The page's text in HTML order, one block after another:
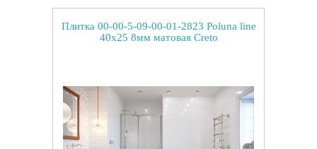
Плитка 00-00-5-09-00-01-2823 Poluna line
40x25 8мм матовая Creto